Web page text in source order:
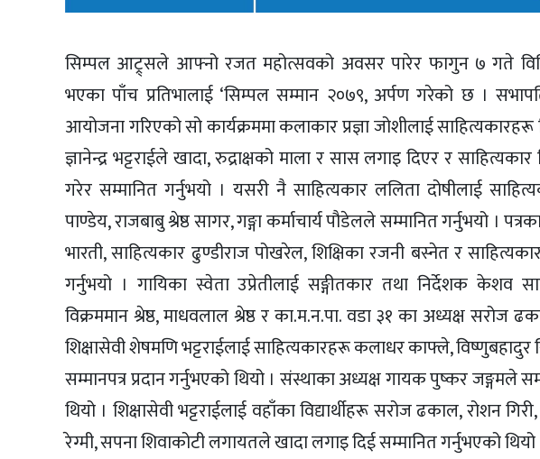
सिम्पल आट्र्सले आफ्नो रजत महोत्सवको अवसर पारेर फागुन ७ गते विभिन्न
भएका पाँच प्रतिभालाई ‘सिम्पल सम्मान २०७९, अर्पण गरेको छ ।
आयोजना गरिएको सो कार्यक्रममा कलाकार प्रज्ञा जोशीलाई
ज्ञानेन्द्र भट्टराईले खादा, रुद्राक्षको माला र सास लगाइ दिएर र
गरेर सम्मानित गर्नुभयो । यसरी नै साहित्यकार ललिता दोषीलाई
पाण्डेय, राजबाबु श्रेष्ठ सागर, गङ्गा कर्माचार्य पौडेलले सम्मानित गर्नुभयो ।
भारती, साहित्यकार ढुण्डीराज पोखरेल, शिक्षिका रजनी बस्नेत र
गर्नुभयो । गायिका स्वेता उप्रेतीलाई सङ्गीतकार तथा निर्देशक केशव
विक्रममान श्रेष्ठ, माधवलाल श्रेष्ठ र का.म.न.पा. वडा ३१ का अध्यक्ष सरोज
शिक्षासेवी शेषमणि भट्टराईलाई साहित्यकारहरू कलाधर काफ्ले,
सम्मानपत्र प्रदान गर्नुभएको थियो । संस्थाका अध्यक्ष गायक पुष्कर जङ्गमले
थियो । शिक्षासेवी भट्टराईलाई वहाँका विद्यार्थीहरू सरोज ढकाल, रोशन
रेग्मी, सपना शिवाकोटी लगायतले खादा लगाइ दिई सम्मानित गर्नुभएको थियो